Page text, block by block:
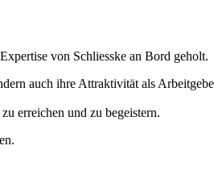
von Schliesske an Bord geholt.
auch ihre Attraktivität als
erreichen und zu begeistern.